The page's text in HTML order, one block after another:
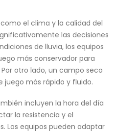
el clima y la calidad del
las decisiones
de lluvia, los equipos
más conservador para
otro lado, un campo seco
más rápido y fluido.
incluyen la hora del día
la resistencia y el
Los equipos pueden adaptar